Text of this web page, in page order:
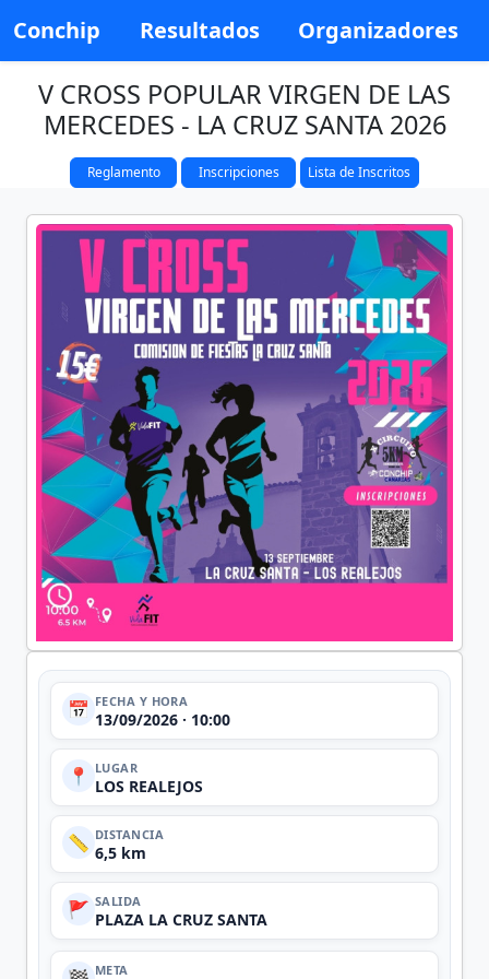
Conchip Resultados Organizadores
V CROSS POPULAR VIRGEN DE LAS
MERCEDES - LA CRUZ SANTA 2026
Reglamento Inscripciones Lista de Inscritos
📅 FECHA Y HORA
13/09/2026 · 10:00
📍 LUGAR
LOS REALEJOS
📏 DISTANCIA
6,5 km
🚩 SALIDA
PLAZA LA CRUZ SANTA
META